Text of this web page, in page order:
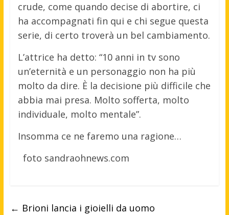
crude, come quando decise di abortire, ci
ha accompagnati fin qui e chi segue questa
serie, di certo troverà un bel cambiamento.
L’attrice ha detto: “10 anni in tv sono
un’eternità e un personaggio non ha più
molto da dire. È la decisione più difficile che
abbia mai presa. Molto sofferta, molto
individuale, molto mentale”.
Insomma ce ne faremo una ragione…
foto sandraohnews.com
← Brioni lancia i gioielli da uomo